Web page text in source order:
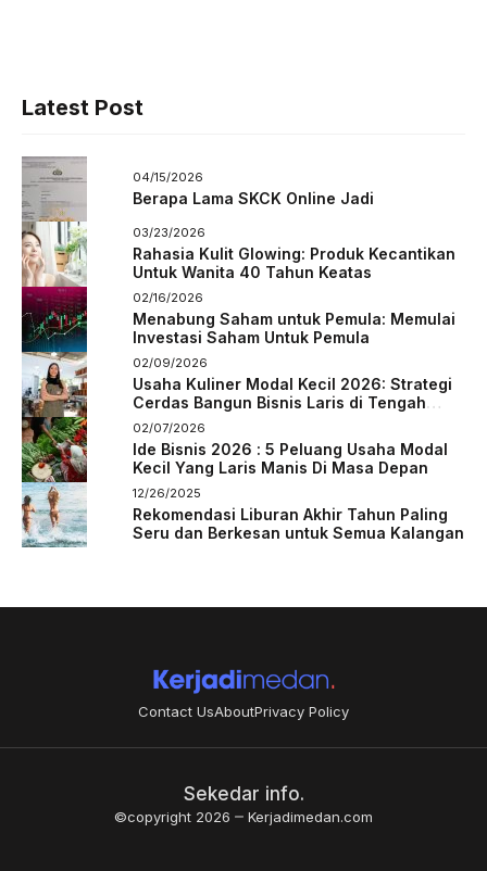
Latest Post
04/15/2026
Berapa Lama SKCK Online Jadi
03/23/2026
Rahasia Kulit Glowing: Produk Kecantikan
Untuk Wanita 40 Tahun Keatas
02/16/2026
Menabung Saham untuk Pemula: Memulai
Investasi Saham Untuk Pemula
02/09/2026
Usaha Kuliner Modal Kecil 2026: Strategi
Cerdas Bangun Bisnis Laris di Tengah
Persaingan
02/07/2026
Ide Bisnis 2026 : 5 Peluang Usaha Modal
Kecil Yang Laris Manis Di Masa Depan
12/26/2025
Rekomendasi Liburan Akhir Tahun Paling
Seru dan Berkesan untuk Semua Kalangan
Contact UsAboutPrivacy Policy
Sekedar info.
©copyright 2026 Kerjadimedan.com